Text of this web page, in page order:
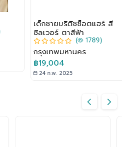
เด็กชายบริติชช็อตแฮร์ สี
ซิลเวอร์ ตาสีฟ้า
( 1789)
กรุงเทพมหานคร
฿19,004
24 ก.พ. 2025